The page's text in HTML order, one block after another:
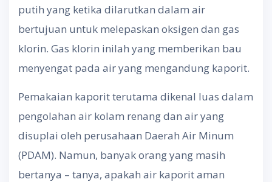
putih yang ketika dilarutkan dalam air
bertujuan untuk melepaskan oksigen dan gas
klorin. Gas klorin inilah yang memberikan bau
menyengat pada air yang mengandung kaporit.
Pemakaian kaporit terutama dikenal luas dalam
pengolahan air kolam renang dan air yang
disuplai oleh perusahaan Daerah Air Minum
(PDAM). Namun, banyak orang yang masih
bertanya – tanya, apakah air kaporit aman